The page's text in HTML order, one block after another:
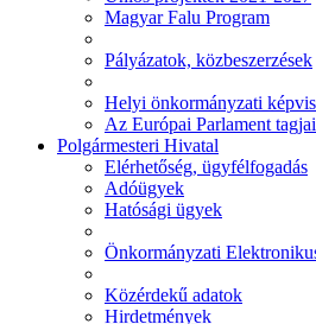
Magyar Falu Program
Pályázatok, közbeszerzések
Helyi önkormányzati
Az Európai Parlament
Polgármesteri Hivatal
Elérhetőség, ügyfélfogadás
Adóügyek
Hatósági ügyek
Önkormányzati
Közérdekű adatok
Hirdetmények